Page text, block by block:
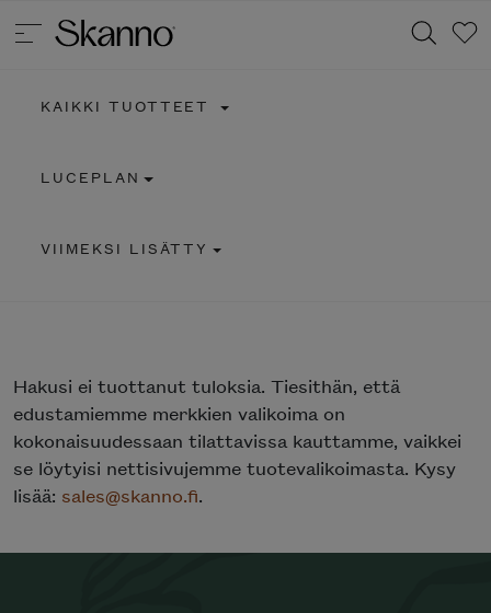
KAIKKI TUOTTEET
LUCEPLAN
VIIMEKSI LISÄTTY
Hakusi ei tuottanut tuloksia. Tiesithän, että
edustamiemme merkkien valikoima on
kokonaisuudessaan tilattavissa kauttamme, vaikkei
se löytyisi nettisivujemme tuotevalikoimasta. Kysy
lisää: sales@skanno.fi.